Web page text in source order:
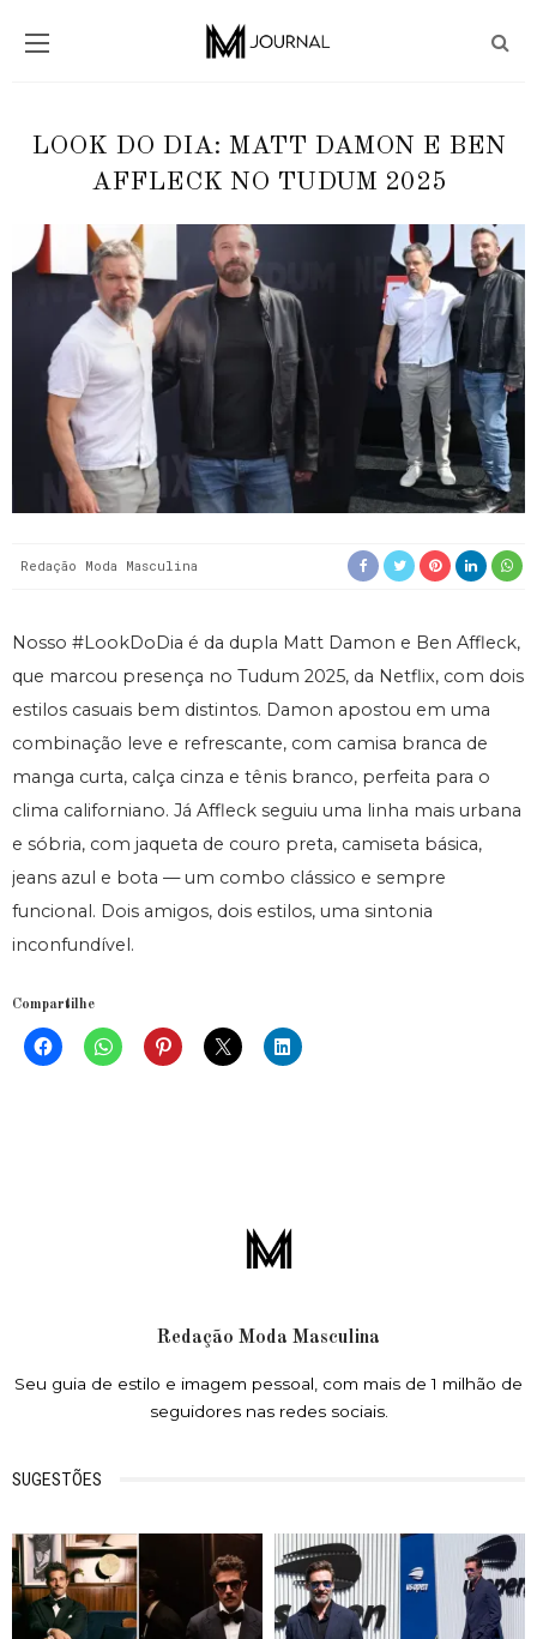
LOOK DO DIA: MATT DAMON E BEN
AFFLECK NO TUDUM 2025
Redação Moda Masculina
Nosso #LookDoDia é da dupla Matt Damon e Ben Affleck,
que marcou presença no Tudum 2025, da Netflix, com dois
estilos casuais bem distintos. Damon apostou em uma
combinação leve e refrescante, com camisa branca de
manga curta, calça cinza e tênis branco, perfeita para o
clima californiano. Já Affleck seguiu uma linha mais urbana
e sóbria, com jaqueta de couro preta, camiseta básica,
jeans azul e bota — um combo clássico e sempre
funcional. Dois amigos, dois estilos, uma sintonia
inconfundível.
Compartilhe
Redação Moda Masculina
Seu guia de estilo e imagem pessoal, com mais de 1 milhão de
seguidores nas redes sociais.
SUGESTÕES